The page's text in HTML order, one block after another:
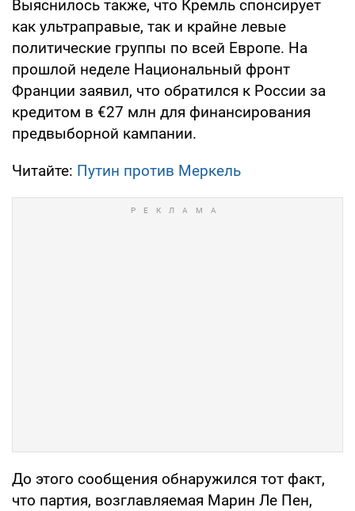
Выяснилось также, что Кремль спонсирует
как ультраправые, так и крайне левые
политические группы по всей Европе. На
прошлой неделе Национальный фронт
Франции заявил, что обратился к России за
кредитом в €27 млн для финансирования
предвыборной кампании.
Читайте: Путин против Меркель
До этого сообщения обнаружился тот факт,
что партия, возглавляемая Марин Ле Пен,